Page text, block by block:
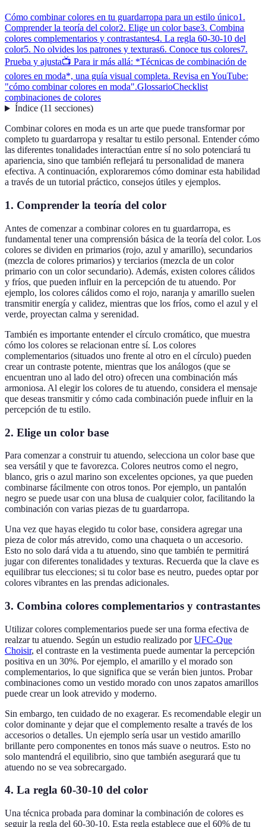
Cómo combinar colores en tu guardarropa para un estilo único1.
Comprender la teoría del color2. Elige un color base3. Combina
colores complementarios y contrastantes4. La regla 60-30-10 del
color5. No olvides los patrones y texturas6. Conoce tus colores7.
Prueba y ajusta📺 Para ir más allá: *Técnicas de combinación de
colores en moda*, una guía visual completa. Revisa en YouTube:
"cómo combinar colores en moda".GlossarioChecklist
combinaciones de colores
Índice(11 secciones)
Combinar colores en moda es un arte que puede transformar por
completo tu guardarropa y resaltar tu estilo personal. Entender cómo
las diferentes tonalidades interactúan entre sí no solo potenciará tu
apariencia, sino que también reflejará tu personalidad de manera
efectiva. A continuación, exploraremos cómo dominar esta habilidad
a través de un tutorial práctico, consejos útiles y ejemplos.
1. Comprender la teoría del color
Antes de comenzar a combinar colores en tu guardarropa, es
fundamental tener una comprensión básica de la teoría del color. Los
colores se dividen en primarios (rojo, azul y amarillo), secundarios
(mezcla de colores primarios) y terciarios (mezcla de un color
primario con un color secundario). Además, existen colores cálidos
y fríos, que pueden influir en la percepción de tu atuendo. Por
ejemplo, los colores cálidos como el rojo, naranja y amarillo suelen
transmitir energía y calidez, mientras que los fríos, como el azul y el
verde, proyectan calma y serenidad.
También es importante entender el círculo cromático, que muestra
cómo los colores se relacionan entre sí. Los colores
complementarios (situados uno frente al otro en el círculo) pueden
crear un contraste potente, mientras que los análogos (que se
encuentran uno al lado del otro) ofrecen una combinación más
armoniosa. Al elegir los colores de tu atuendo, considera el mensaje
que deseas transmitir y cómo cada combinación puede influir en la
percepción de tu estilo.
2. Elige un color base
Para comenzar a construir tu atuendo, selecciona un color base que
sea versátil y que te favorezca. Colores neutros como el negro,
blanco, gris o azul marino son excelentes opciones, ya que pueden
combinarse fácilmente con otros tonos. Por ejemplo, un pantalón
negro se puede usar con una blusa de cualquier color, facilitando la
combinación con varias piezas de tu guardarropa.
Una vez que hayas elegido tu color base, considera agregar una
pieza de color más atrevido, como una chaqueta o un accesorio.
Esto no solo dará vida a tu atuendo, sino que también te permitirá
jugar con diferentes tonalidades y texturas. Recuerda que la clave es
equilibrar tus elecciones; si tu color base es neutro, puedes optar por
colores vibrantes en las prendas adicionales.
3. Combina colores complementarios y contrastantes
Utilizar colores complementarios puede ser una forma efectiva de
realzar tu atuendo. Según un estudio realizado porUFC-Que
Choisir, el contraste en la vestimenta puede aumentar la percepción
positiva en un 30%. Por ejemplo, el amarillo y el morado son
complementarios, lo que significa que se verán bien juntos. Probar
combinaciones como un vestido morado con unos zapatos amarillos
puede crear un look atrevido y moderno.
Sin embargo, ten cuidado de no exagerar. Es recomendable elegir un
color dominante y dejar que el complemento resalte a través de los
accesorios o detalles. Un ejemplo sería usar un vestido amarillo
brillante pero componentes en tonos más suave o neutros. Esto no
solo mantendrá el equilibrio, sino que también asegurará que tu
atuendo no se vea sobrecargado.
4. La regla 60-30-10 del color
Una técnica probada para dominar la combinación de colores es
seguir la regla del 60-30-10. Esta regla establece que el 60% de tu